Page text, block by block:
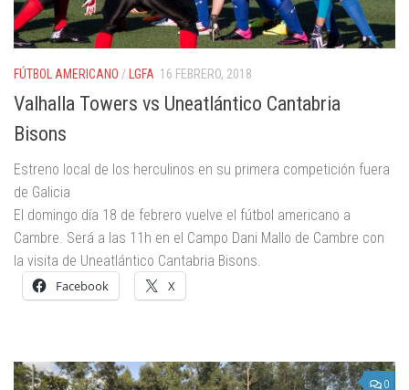
FÚTBOL AMERICANO / LGFA 16 FEBRERO, 2018
Valhalla Towers vs Uneatlántico Cantabria
Bisons
Estreno local de los herculinos en su primera competición fuera
de Galicia
El domingo día 18 de febrero vuelve el fútbol americano a
Cambre. Será a las 11h en el Campo Dani Mallo de Cambre con
la visita de Uneatlántico Cantabria Bisons.
Facebook X
0